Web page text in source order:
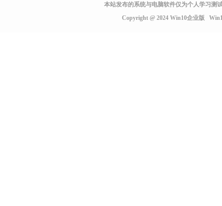
本站发布的系统与电脑软件仅为个人学习测
Copyright @ 2024 Win10企业版